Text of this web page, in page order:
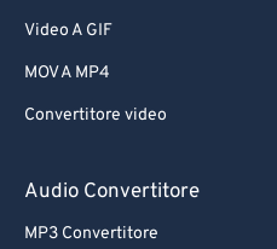
Video A GIF
MOV A MP4
Convertitore video
Audio Convertitore
MP3 Convertitore